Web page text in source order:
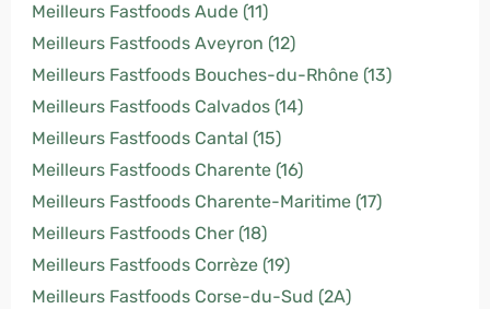
Meilleurs Fastfoods Aude (11)
Meilleurs Fastfoods Aveyron (12)
Meilleurs Fastfoods Bouches-du-Rhône (13)
Meilleurs Fastfoods Calvados (14)
Meilleurs Fastfoods Cantal (15)
Meilleurs Fastfoods Charente (16)
Meilleurs Fastfoods Charente-Maritime (17)
Meilleurs Fastfoods Cher (18)
Meilleurs Fastfoods Corrèze (19)
Meilleurs Fastfoods Corse-du-Sud (2A)